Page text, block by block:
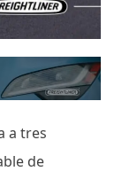
a tres
de